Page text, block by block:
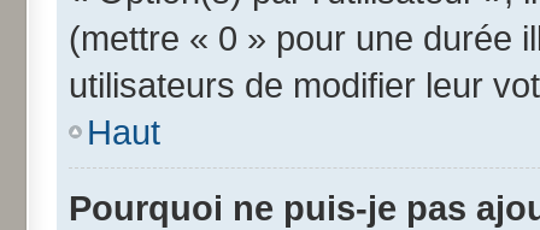
(mettre « 0 » pour une durée
utilisateurs de modifier leur
Haut
Pourquoi ne puis-je pas